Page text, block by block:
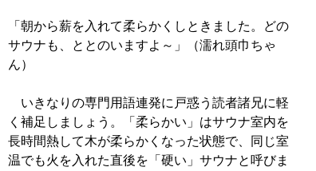
「朝から薪を入れて柔らかくしときました。どの
サウナも、ととのいますよ～」（濡れ頭巾ちゃ
ん）
いきなりの専門用語連発に戸惑う読者諸兄に軽
く補足しましょう。「柔らかい」はサウナ室内を
長時間熱して木が柔らかくなった状態で、同じ室
温でも火を入れた直後を「硬い」サウナと呼びま